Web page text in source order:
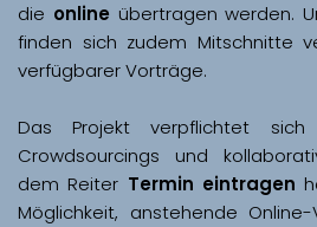
die online übertragen werden.
finden sich zudem Mitschnitte
Das Projekt verpflichtet
Crowdsourcings und
dem Reiter Termin eintragen
Möglichkeit, anstehende